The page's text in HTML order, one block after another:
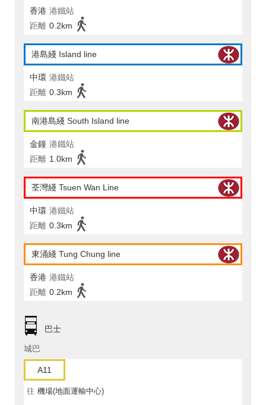
香港 港鐵站
距離 0.2km
港島綫 Island line
中環 港鐵站
距離 0.3km
南港島綫 South Island line
金鐘 港鐵站
距離 1.0km
荃灣綫 Tsuen Wan Line
中環 港鐵站
距離 0.3km
東涌綫 Tung Chung line
香港 港鐵站
距離 0.2km
巴士
城巴
A11
往 機場(地面運輸中心)